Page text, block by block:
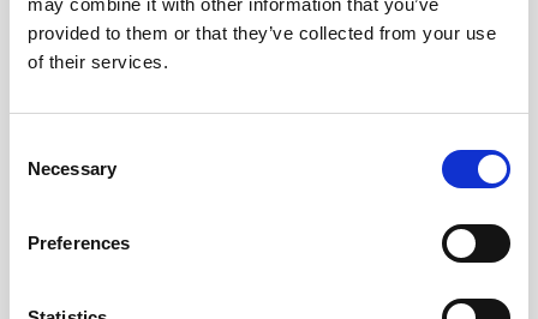
may combine it with other information that you’ve
provided to them or that they’ve collected from your use
of their services.
Selection
Necessary
Preferences
Rondo Stiftpenna 0,5 Blå
Pentel BLN 75 Energel